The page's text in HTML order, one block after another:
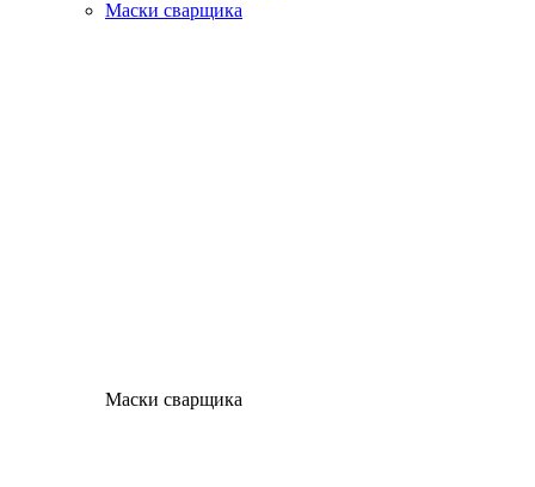
Маски сварщика
Маски сварщика